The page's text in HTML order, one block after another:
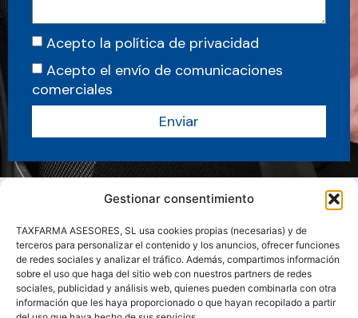
Gestionar consentimiento
TAXFARMA ASESORES, SL usa cookies propias (necesarias) y de
terceros para personalizar el contenido y los anuncios, ofrecer funciones
de redes sociales y analizar el tráfico. Además, compartimos información
sobre el uso que haga del sitio web con nuestros partners de redes
sociales, publicidad y análisis web, quienes pueden combinarla con otra
información que les haya proporcionado o que hayan recopilado a partir
Acepto la política de privacidad
Acepto el envío de comunicaciones
comerciales
Enviar